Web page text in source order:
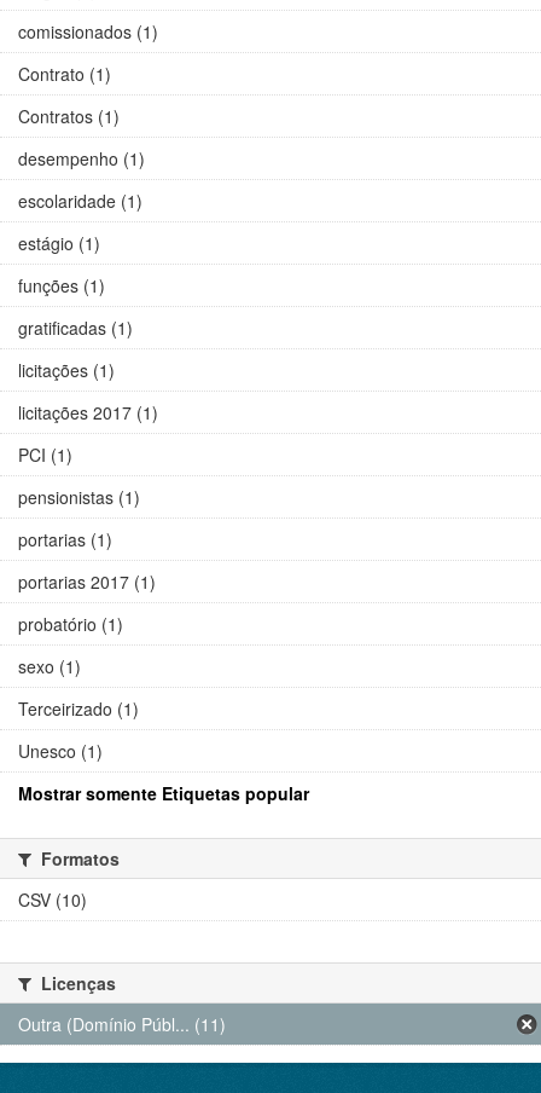
comissionados (1)
Contrato (1)
Contratos (1)
desempenho (1)
escolaridade (1)
estágio (1)
funções (1)
gratificadas (1)
licitações (1)
licitações 2017 (1)
PCI (1)
pensionistas (1)
portarias (1)
portarias 2017 (1)
probatório (1)
sexo (1)
Terceirizado (1)
Unesco (1)
Mostrar somente Etiquetas popular
Formatos
CSV (10)
Licenças
Outra (Domínio Públ... (11)